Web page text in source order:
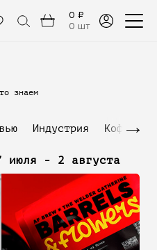
0 ₽
0 шт
знаем
Индустрия →
июля - 2 августа